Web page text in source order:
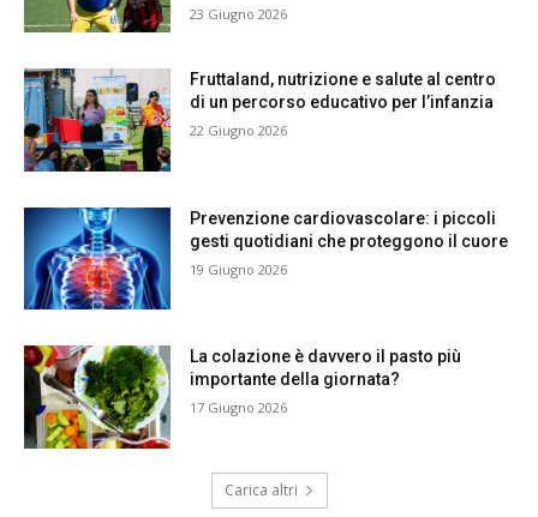
23 Giugno 2026
Fruttaland, nutrizione e salute al centro
di un percorso educativo per l’infanzia
22 Giugno 2026
Prevenzione cardiovascolare: i piccoli
gesti quotidiani che proteggono il cuore
19 Giugno 2026
La colazione è davvero il pasto più
importante della giornata?
17 Giugno 2026
Carica altri